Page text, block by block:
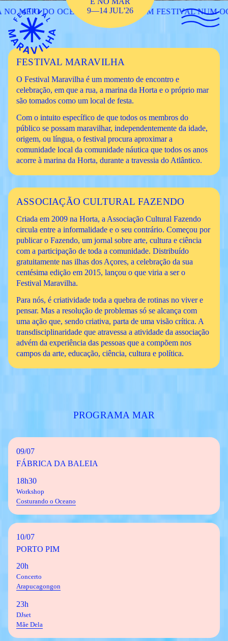
É NO MAR
9—14 JUL'26
MEIO DO OCEANO UM FESTIVAL NUM
FESTIVAL MARAVILHA
O Festival Maravilha é um momento de encontro e
celebração, em que a rua, a marina da Horta e o próprio mar
são tomados como um local de festa.
Com o intuito específico de que todos os membros do
público se possam maravilhar, independentemente da idade,
origem, ou língua, o festival procura aproximar a
comunidade local da comunidade náutica que todos os anos
acorre à marina da Horta, durante a travessia do Atlântico.
ASSOCIAÇÃO CULTURAL FAZENDO
Criada em 2009 na Horta, a Associação Cultural Fazendo
circula entre a informalidade e o seu contrário. Começou por
publicar o Fazendo, um jornal sobre arte, cultura e ciência
com a participação de toda a comunidade. Distribuído
gratuitamente nas ilhas dos Açores, a celebração da sua
centésima edição em 2015, lançou o que viria a ser o
Festival Maravilha.
Para nós, é criatividade toda a quebra de rotinas no viver e
pensar. Mas a resolução de problemas só se alcança com
uma ação que, sendo criativa, parta de uma visão crítica. A
transdisciplinaridade que atravessa a atividade da associação
advém da experiência das pessoas que a compõem nos
campos da arte, educação, ciência, cultura e política.
PROGRAMA MAR
09/07
FÁBRICA DA BALEIA
18h30
Workshop
Costurando o Oceano
10/07
PORTO PIM
20h
Concerto
Arapucagongon
23h
DJset
Mãe Dela